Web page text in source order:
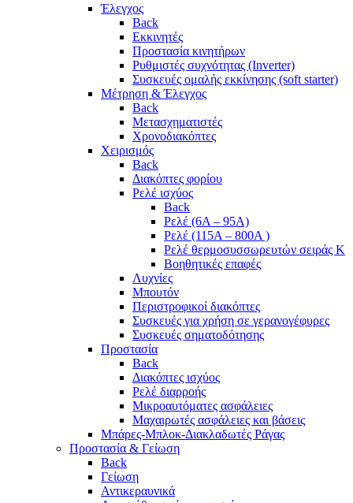
Έλεγχος
Back
Εκκινητές
Προστασία κινητήρων
Ρυθμιστές συχνότητας (Inverter)
Συσκευές ομαλής εκκίνησης (soft starter)
Μέτρηση & Έλεγχος
Back
Μετασχηματιστές
Χρονοδιακόπτες
Χειρισμός
Back
Διακόπτες φορίου
Ρελέ ισχύος
Back
Ρελέ (6A – 95A)
Ρελέ (115A – 800A )
Ρελέ θερμοσυσσωρευτών σειράς Κ
Βοηθητικές επαφές
Λυχνίες
Μπουτόν
Περιστροφικοί διακόπτες
Συσκευές για χρήση σε γερανογέφυρες
Συσκευές σηματοδότησης
Προστασία
Back
Διακόπτες ισχύος
Ρελέ διαρροής
Μικροαυτόματες ασφάλειες
Μαχαιρωτές ασφάλειες και βάσεις
Μπάρες-Μπλοκ-Διακλαδωτές Ράγας
Προστασία & Γείωση
Back
Γείωση
Αντικεραυνικά